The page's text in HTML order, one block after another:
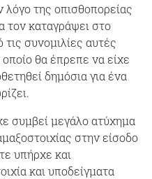
της οπισθοπορείας
τον καταγράψει στο
συνομιλίες αυτές
θα έπρεπε να είχε
δημόσια για ένα
συμβεί μεγάλο ατύχημα
στην είσοδο
υπήρχε και
και υποδείγματα